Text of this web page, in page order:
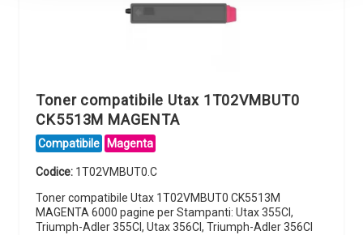
Toner compatibile Utax 1T02VMBUT0
CK5513M MAGENTA
Compatibile Magenta
Codice: 1T02VMBUT0.C
Toner compatibile Utax 1T02VMBUT0 CK5513M
MAGENTA 6000 pagine per Stampanti: Utax 355CI,
Triumph-Adler 355CI, Utax 356CI, Triumph-Adler 356CI